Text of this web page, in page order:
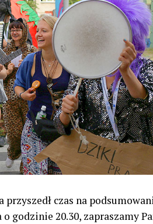
czas na
godzinie 20.30, zapraszamy